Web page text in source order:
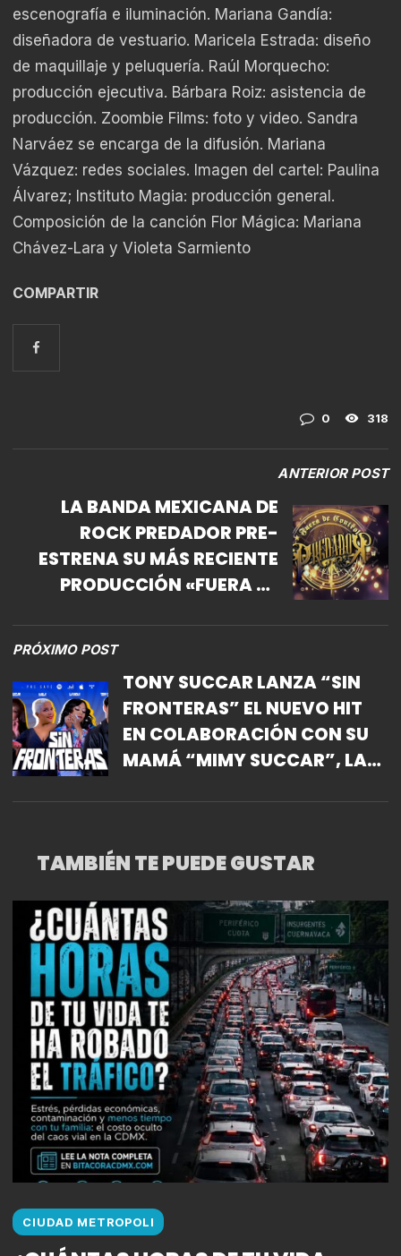
escenografía e iluminación. Mariana Gandía:
diseñadora de vestuario. Maricela Estrada: diseño
de maquillaje y peluquería. Raúl Morquecho:
producción ejecutiva. Bárbara Roiz: asistencia de
producción. Zoombie Films: foto y video. Sandra
Narváez se encarga de la difusión. Mariana
Vázquez: redes sociales. Imagen del cartel: Paulina
Álvarez; Instituto Magia: producción general.
Composición de la canción Flor Mágica: Mariana
Chávez-Lara y Violeta Sarmiento
COMPARTIR
0 318
ANTERIOR POST
LA BANDA MEXICANA DE
ROCK PREDADOR PRE-
ESTRENA SU MÁS RECIENTE
PRODUCCIÓN «FUERA DE
PRÓXIMO POST
TONY SUCCAR LANZA “SIN
FRONTERAS” EL NUEVO HIT
EN COLABORACIÓN CON SU
MAMÁ “MIMY SUCCAR”, LA
TAMBIÉN TE PUEDE GUSTAR
CIUDAD METROPOLI